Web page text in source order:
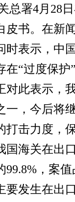
署4月28日
皮书。在新
时表示，中
在“过度保
对此表示，
一，今后将
打击力度，
海关在出口
99.8%，案
要发生在出